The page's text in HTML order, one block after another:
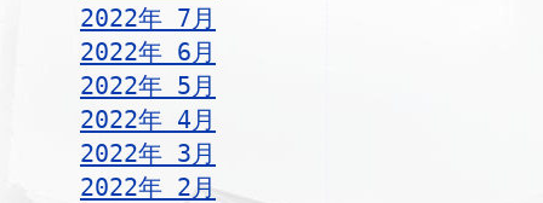
2022年 7月
2022年 6月
2022年 5月
2022年 4月
2022年 3月
2022年 2月